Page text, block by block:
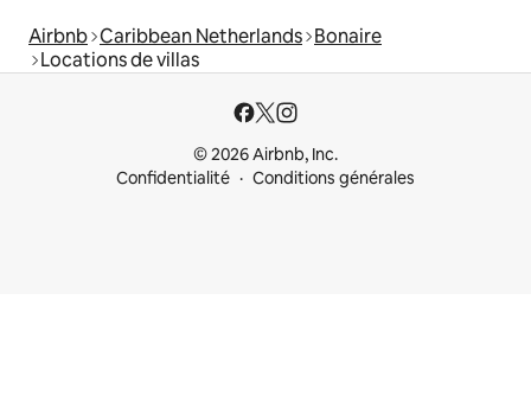
Airbnb Caribbean Netherlands Bonaire
Locations de villas
© 2026 Airbnb, Inc.
Confidentialité
Conditions générales